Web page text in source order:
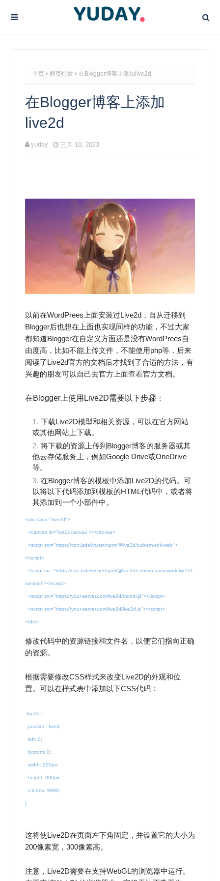
主页 网页特效 在Blogger博客上添加live2d
在Blogger博客上添加
live2d
yuday 三月 10, 2023
以前在WordPrees上面安装过Live2d，自从迁移到
Blogger后也想在上面也实现同样的功能，不过大家
都知道Blogger在自定义方面还是没有WordPrees自
由度高，比如不能上传文件，不能使用php等，后来
阅读了Live2d官方的文档后才找到了合适的方法，有
兴趣的朋友可以自己去官方上面查看官方文档。
在Blogger上使用Live2D需要以下步骤：
下载Live2D模型和相关资源，可以在官方网站
或其他网站上下载。
将下载的资源上传到Blogger博客的服务器或其
他云存储服务上，例如Google Drive或OneDrive
等。
在Blogger博客的模板中添加Live2D的代码。可
以将以下代码添加到模板的HTML代码中，或者将
其添加到一个小部件中。
<div class="live2d">
<canvas id="live2dcanvas"></canvas>
<script src="https://cdn.jsdelivr.net/npm/@live2d/cubism-sdk-web">
</script>
<script src="https://cdn.jsdelivr.net/npm/@live2d/cubism-framework-live2d-
minimal"></script>
<script src="https://your-server.com/live2d/model.js"></script>
<script src="https://your-server.com/live2d/live2d.js"></script>
</div>
修改代码中的资源链接和文件名，以便它们指向正确
的资源。
根据需要修改CSS样式来改变Live2D的外观和位
置。可以在样式表中添加以下CSS代码：
.live2d {
position: fixed;
left: 0;
bottom: 0;
width: 200px;
height: 300px;
z-index: 9999;
}
这将使Live2D在页面左下角固定，并设置它的大小为
200像素宽，300像素高。
注意，Live2D需要在支持WebGL的浏览器中运行。